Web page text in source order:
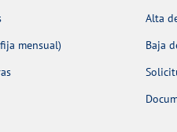
mensual)
Alta
Baja